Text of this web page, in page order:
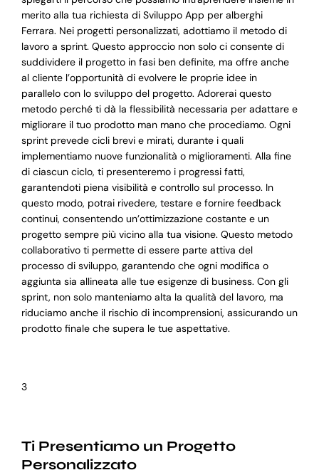
merito alla tua richiesta di Sviluppo App per alberghi
Ferrara. Nei progetti personalizzati, adottiamo il metodo di
lavoro a sprint. Questo approccio non solo ci consente di
suddividere il progetto in fasi ben definite, ma offre anche
al cliente l’opportunità di evolvere le proprie idee in
parallelo con lo sviluppo del progetto. Adorerai questo
metodo perché ti dà la flessibilità necessaria per adattare e
migliorare il tuo prodotto man mano che procediamo. Ogni
sprint prevede cicli brevi e mirati, durante i quali
implementiamo nuove funzionalità o miglioramenti. Alla fine
di ciascun ciclo, ti presenteremo i progressi fatti,
garantendoti piena visibilità e controllo sul processo. In
questo modo, potrai rivedere, testare e fornire feedback
continui, consentendo un’ottimizzazione costante e un
progetto sempre più vicino alla tua visione. Questo metodo
collaborativo ti permette di essere parte attiva del
processo di sviluppo, garantendo che ogni modifica o
aggiunta sia allineata alle tue esigenze di business. Con gli
sprint, non solo manteniamo alta la qualità del lavoro, ma
riduciamo anche il rischio di incomprensioni, assicurando un
prodotto finale che supera le tue aspettative.
3
Ti Presentiamo un Progetto
Personalizzato